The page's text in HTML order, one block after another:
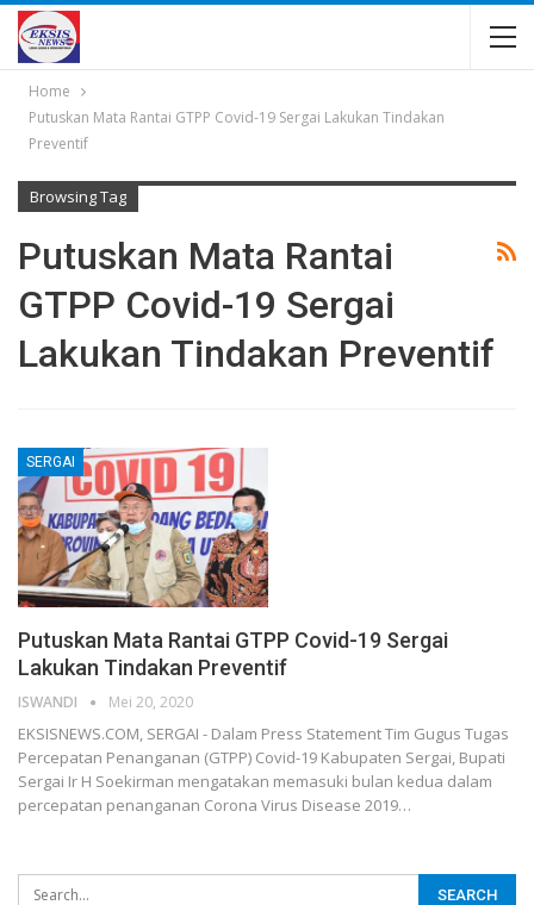
Home
Putuskan Mata Rantai GTPP Covid-19 Sergai Lakukan Tindakan
Preventif
Browsing Tag
Putuskan Mata Rantai
GTPP Covid-19 Sergai
Lakukan Tindakan Preventif
SERGAI
Putuskan Mata Rantai GTPP Covid-19 Sergai
Lakukan Tindakan Preventif
ISWANDI Mei 20, 2020
EKSISNEWS.COM, SERGAI - Dalam Press Statement Tim Gugus Tugas
Percepatan Penanganan (GTPP) Covid-19 Kabupaten Sergai, Bupati
Sergai Ir H Soekirman mengatakan memasuki bulan kedua dalam
percepatan penanganan Corona Virus Disease 2019…